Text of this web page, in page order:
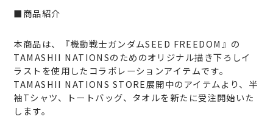
■商品紹介
本商品は、『機動戦士ガンダムSEED FREEDOM』の
TAMASHII NATIONSのためのオリジナル描き下ろしイ
ラストを使用したコラボレーションアイテムです。
TAMASHII NATIONS STORE展開中のアイテムより、半
袖Tシャツ、トートバッグ、タオルを新たに受注開始いた
します。